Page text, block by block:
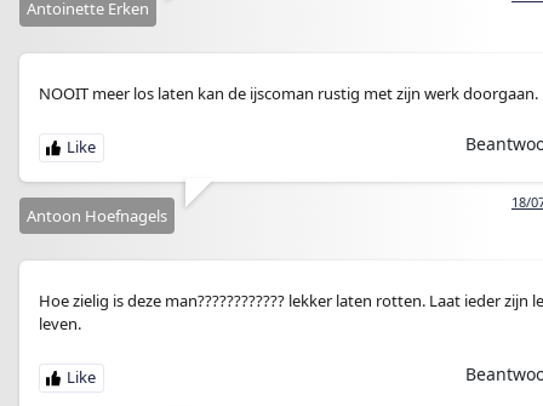
Antoinette Erken
NOOIT meer los laten kan de ijscoman rustig met zijn werk doorgaan.
18/
Antoon Hoefnagels
Hoe zielig is deze man???????????? lekker laten rotten. Laat ieder zijn
leven.